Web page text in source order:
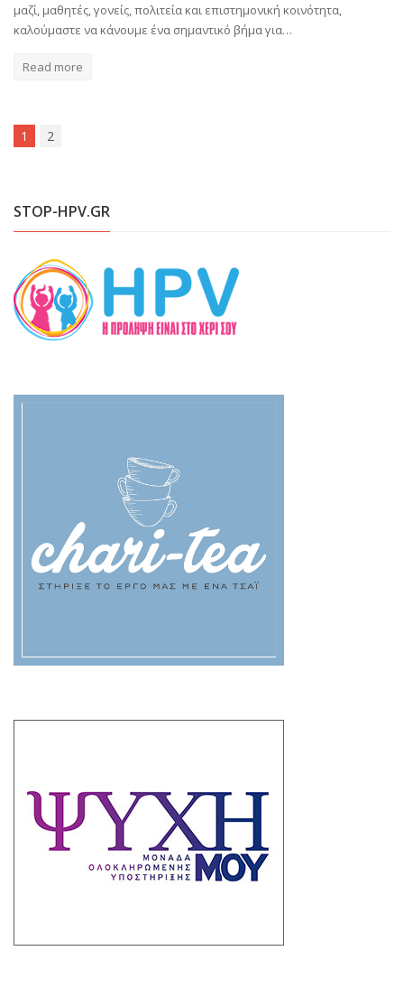
μαζί, μαθητές, γονείς, πολιτεία και επιστημονική κοινότητα,
καλούμαστε να κάνουμε ένα σημαντικό βήμα για…
Read more
1 2
STOP-HPV.GR